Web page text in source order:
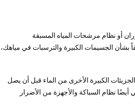
أو نظام مرشحات المياه المسبقة
بشأن الجسيمات الكبيرة والترسبات في مياهك،
الكبيرة الأخرى من الماء قبل أن يصل
نظام السباكة والأجهزة من الأضرار